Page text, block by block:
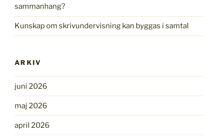
sammanhang?
Kunskap om skrivundervisning kan byggas i samtal
ARKIV
juni 2026
maj 2026
april 2026